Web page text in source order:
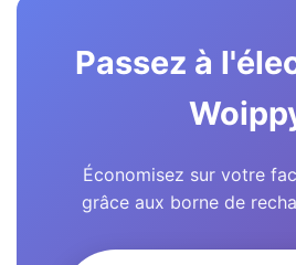
Passez à
Économisez sur votre
grâce aux borne de